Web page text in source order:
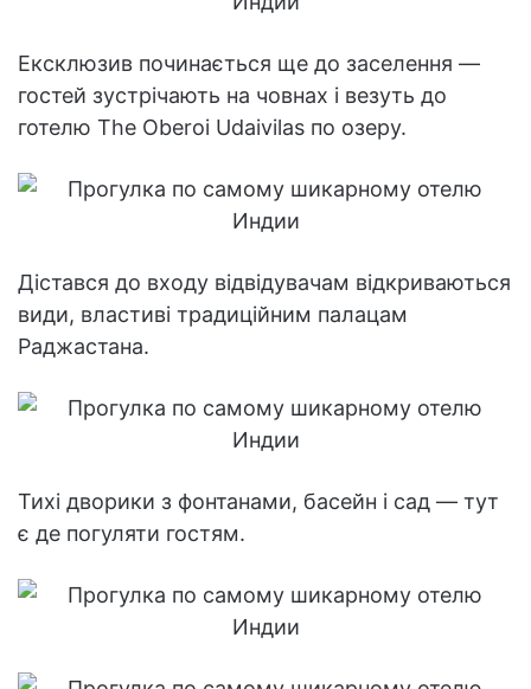
Ексклюзив починається ще до заселення —
гостей зустрічають на човнах і везуть до
готелю The Oberoi Udaivilas по озеру.
Дістався до входу відвідувачам відкриваються
види, властиві традиційним палацам
Раджастана.
Тихі дворики з фонтанами, басейн і сад — тут
є де погуляти гостям.